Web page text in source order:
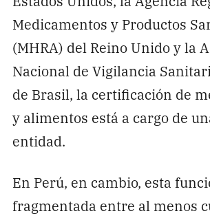
Medicamentos y Productos
(MHRA) del Reino Unido y la
Nacional de Vigilancia
de Brasil, la certificación de
y alimentos está a cargo de
entidad.
En Perú, en cambio, esta
fragmentada entre al menos